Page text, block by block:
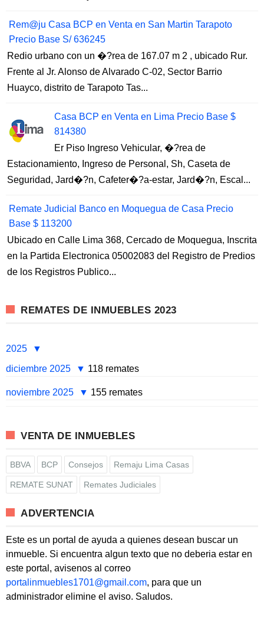
Rem@ju Casa BCP en Venta en San Martin Tarapoto
Precio Base S/ 636245
Redio urbano con un �?rea de 167.07 m 2 , ubicado Rur.
Frente al Jr. Alonso de Alvarado C-02, Sector Barrio
Huayco, distrito de Tarapoto Tas...
Casa BCP en Venta en Lima Precio Base $
814380
Er Piso Ingreso Vehicular, �?rea de
Estacionamiento, Ingreso de Personal, Sh, Caseta de
Seguridad, Jard�?n, Cafeter�?a-estar, Jard�?n, Escal...
Remate Judicial Banco en Moquegua de Casa Precio
Base $ 113200
Ubicado en Calle Lima 368, Cercado de Moquegua, Inscrita
en la Partida Electronica 05002083 del Registro de Predios
de los Registros Publico...
REMATES DE INMUEBLES 2023
2025
diciembre 2025
118 remates
noviembre 2025 155 remates
VENTA DE INMUEBLES
BBVA BCP Consejos Remaju Lima Casas
REMATE SUNAT Remates Judiciales
ADVERTENCIA
Este es un portal de ayuda a quienes desean buscar un
inmueble. Si encuentra algun texto que no deberia estar en
este portal, avisenos al correo
portalinmuebles1701@gmail.com, para que un
administrador elimine el aviso. Saludos.